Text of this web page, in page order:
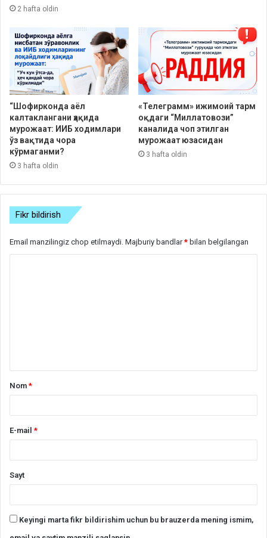
2 hafta oldin
“Шофирконда аёл
калтаклангани ҳақида
мурожаат: ИИБ ходимлари
ўз вақтида чора
кўрмаганми?
3 hafta oldin
«Телеграмм» ижимоий тарм
оқдаги “Миллатовози”
каналида чоп этилган
мурожаат юзасидан
3 hafta oldin
Fikr bildirish
Email manzilingiz chop etilmaydi. Majburiy bandlar* bilan belgilangan
Nom*
E-mail*
Sayt
Keyingi marta fikr bildirishim uchun bu brauzerda mening ismim,